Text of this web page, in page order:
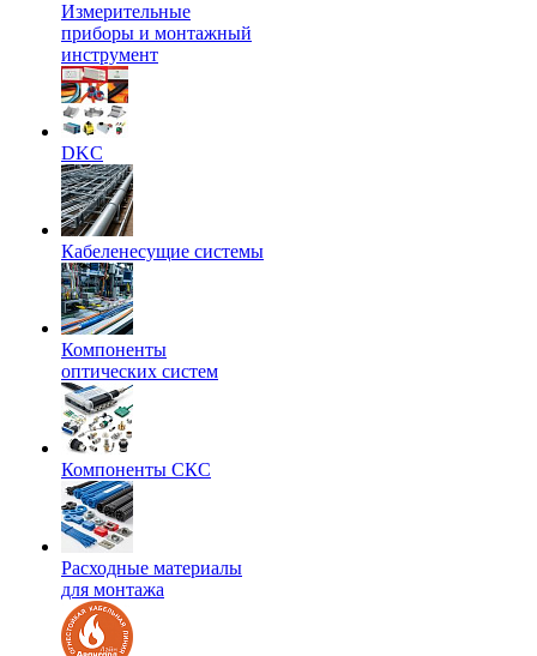
Измерительные
приборы и монтажный
инструмент
DKC
Кабеленесущие системы
Компоненты
оптических систем
Компоненты СКС
Расходные материалы
для монтажа